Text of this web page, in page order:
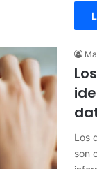
Los
son